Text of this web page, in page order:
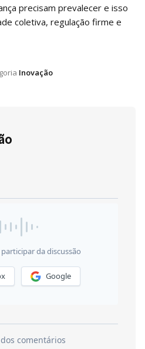
precisam prevalecer e isso
coletiva, regulação firme e
Inovação